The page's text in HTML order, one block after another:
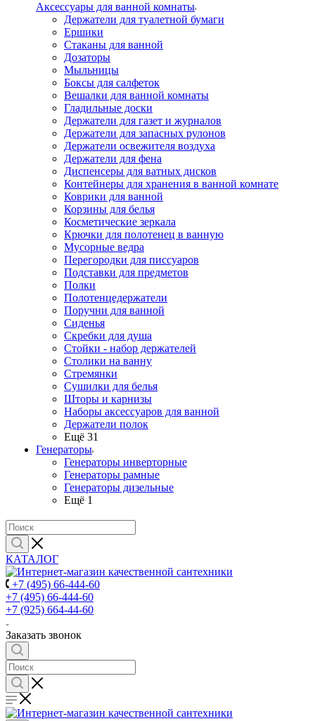
Аксессуары для ванной комнаты
Держатели для туалетной бумаги
Ершики
Стаканы для ванной
Дозаторы
Мыльницы
Боксы для салфеток
Вешалки для ванной комнаты
Гладильные доски
Держатели для газет и журналов
Держатели для запасных рулонов
Держатели освежителя воздуха
Держатели для фена
Диспенсеры для ватных дисков
Контейнеры для хранения в ванной комнате
Коврики для ванной
Корзины для белья
Косметические зеркала
Крючки для полотенец в ванную
Мусорные ведра
Перегородки для писсуаров
Подставки для предметов
Полки
Полотенцедержатели
Поручни для ванной
Сиденья
Скребки для душа
Стойки - набор держателей
Столики на ванну
Стремянки
Сушилки для белья
Шторы и карнизы
Наборы аксессуаров для ванной
Держатели полок
Ещё 31
Генераторы
Генераторы инверторные
Генераторы рамные
Генераторы дизельные
Ещё 1
КАТАЛОГ
+7 (495) 66-444-60
+7 (495) 66-444-60
+7 (925) 664-44-60
Заказать звонок